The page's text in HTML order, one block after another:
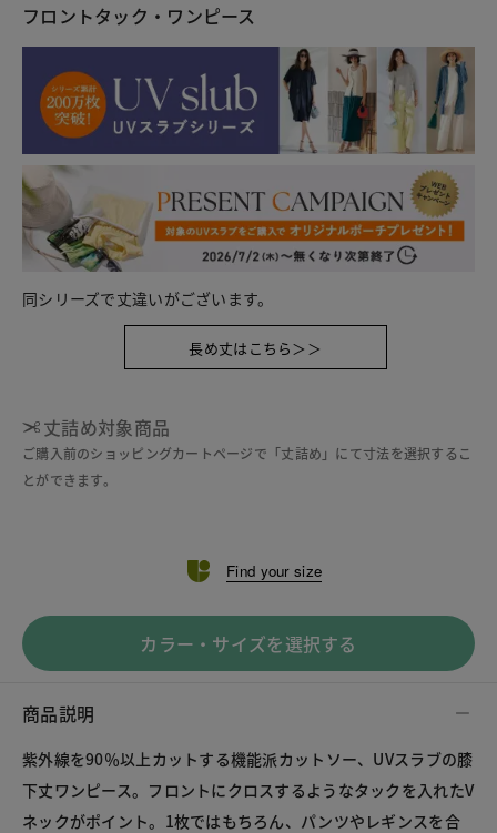
フロントタック・ワンピース
同シリーズで丈違いがございます。
長め丈はこちら＞＞
丈詰め対象商品
ご購入前のショッピングカートページで「丈詰め」にて寸法を選択するこ
とができます。
Find your size
カラー・サイズを選択する
商品説明
紫外線を90％以上カットする機能派カットソー、UVスラブの膝
下丈ワンピース。フロントにクロスするようなタックを入れたV
ネックがポイント。1枚ではもちろん、パンツやレギンスを合